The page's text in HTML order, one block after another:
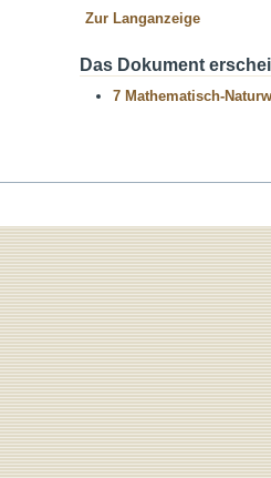
Zur Langanzeige
Das Dokument
7 Mathematisch-